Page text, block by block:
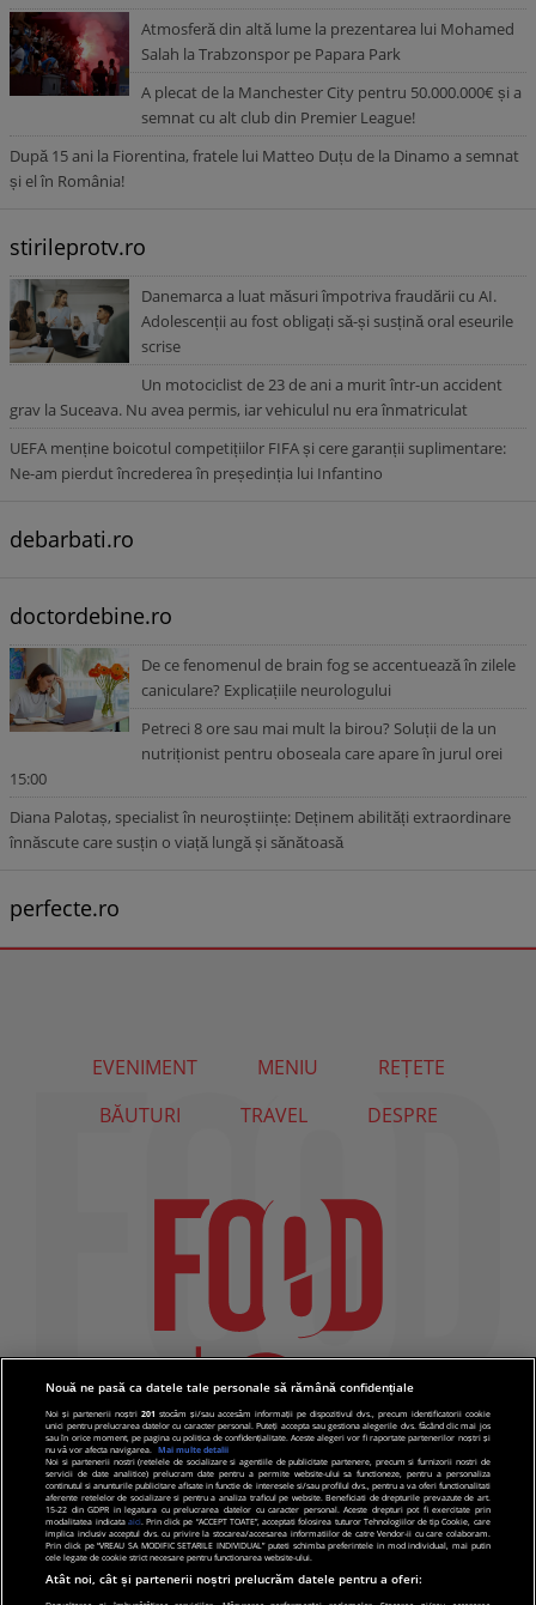
Atmosferă din altă lume la prezentarea lui Mohamed
Salah la Trabzonspor pe Papara Park
A plecat de la Manchester City pentru 50.000.000€ și a
semnat cu alt club din Premier League!
După 15 ani la Fiorentina, fratele lui Matteo Duțu de la Dinamo a semnat
și el în România!
stirileprotv.ro
Danemarca a luat măsuri împotriva fraudării cu AI.
Adolescenții au fost obligați să-și susțină oral eseurile
scrise
Un motociclist de 23 de ani a murit într-un accident
grav la Suceava. Nu avea permis, iar vehiculul nu era înmatriculat
UEFA menține boicotul competițiilor FIFA și cere garanții suplimentare:
Ne-am pierdut încrederea în președinția lui Infantino
debarbati.ro
doctordebine.ro
De ce fenomenul de brain fog se accentuează în zilele
caniculare? Explicațiile neurologului
Petreci 8 ore sau mai mult la birou? Soluții de la un
nutriționist pentru oboseala care apare în jurul orei
15:00
Diana Palotaș, specialist în neuroștiințe: Deținem abilități extraordinare
înnăscute care susțin o viață lungă și sănătoasă
perfecte.ro
EVENIMENT MENIU
REȚETE
BĂUTURI
TRAVEL DESPRE
Nouă ne pasă ca datele tale personale să rămână confidențiale
Noi și partenerii noștri201 stocăm și/sau accesăm informații pe dispozitivul dvs., precum identificatorii cookie
unici pentru prelucrarea datelor cu caracter personal. Puteți accepta sau gestiona alegerile dvs. făcând clic mai jos
sau în orice moment, pe pagina cu politica de confidențialitate. Aceste alegeri vor fi raportate partenerilor noștri și
nu vă vor afecta navigarea.
Mai multe detalii
Noi si partenerii nostri (retelele de socializare si agentiile de publicitate partenere, precum si furnizorii nostri de
servicii de date analitice) prelucram date pentru a permite website-ului sa functioneze, pentru a personaliza
continutul si anunturile publicitare afisate in functie de interesele si/sau profilul dvs., pentru a va oferi functionalitati
aferente retelelor de socializare si pentru a analiza traficul pe website. Beneficiati de drepturile prevazute de art.
15-22 din GDPR in legatura cu prelucrarea datelor cu caracter personal. Aceste drepturi pot fi exercitate prin
modalitatea indicata aici. Prin click pe “ACCEPT TOATE”, acceptati folosirea tuturor Tehnologiilor de tip Cookie, care
implica inclusiv acceptul dvs. cu privire la stocarea/accesarea informatiilor de catre Vendor-ii cu care colaboram.
Prin click pe “VREAU SA MODIFIC SETARILE INDIVIDUAL” puteti schimba preferintele in mod individual, mai putin
cele legate de cookie strict necesare pentru functionarea website-ului.
Atât noi, cât și partenerii noștri prelucrăm datele pentru a oferi: